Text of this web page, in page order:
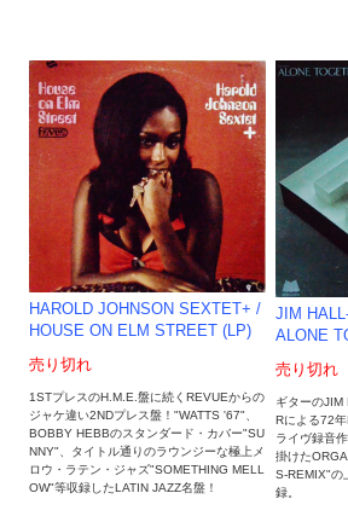
HAROLD JOHNSON SEXTET+ /
HOUSE ON ELM STREET (LP)
売り切れ
1STプレスのH.M.E.盤に続くREVUEからの
ジャケ違い2NDプレス盤！"WATTS '67"、
BOBBY HEBBのスタンダード・カバー"SU
NNY"、タイトル通りのラウンジーな極上メ
ロウ・ラテン・ジャズ"SOMETHING MELL
OW"等収録したLATIN JAZZ名盤！
JIM
ALONE
売り切れ
ギターのJIM
Rによる72
ライヴ録音
掛けた
S-REMIX"の
録。